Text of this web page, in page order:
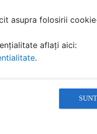
totală de
. Această
care să asigure
acestora, creând un
echipe de lucru
cât şi din
lucru și activitatea
asupra folosirii
aflați aici:
.